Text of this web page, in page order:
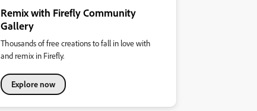
Remix with Firefly Community
Gallery
Thousands of free creations to fall in love with
and remix in Firefly.
Explore now